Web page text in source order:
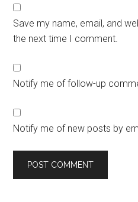
Save my name, email, and
the next time I comment.
Notify me of follow-up
Notify me of new posts by